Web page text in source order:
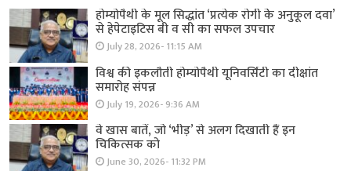
होम्योपैथी के मूल सिद्धांत ‘प्रत्येक रोगी केे अनुकूल दवा’
से हेपेटाइटिस बी व सी का सफल उपचार
July 28, 2026- 11:15 AM
विश्व की इकलौती होम्योपैथी यूनिवर्सिटी का दीक्षांत
समारोह संपन्न
July 19, 2026- 9:36 AM
वे खास बातें, जो ‘भीड़’ से अलग दिखाती हैं इन
चिकित्सक को
June 30, 2026- 11:32 PM